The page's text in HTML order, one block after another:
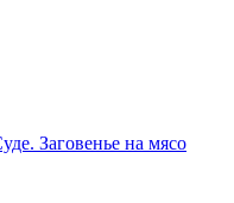
Заговенье на мясо